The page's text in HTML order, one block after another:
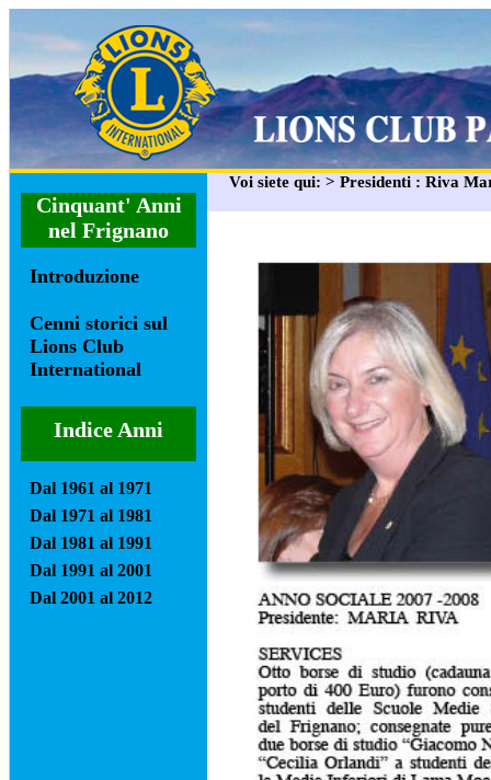
Cinquant' Anni
nel Frignano
Introduzione
Cenni storici sul
Lions Club
International
Indice Anni
Dal 1961 al 1971
Dal 1971 al 1981
Dal 1981 al 1991
Dal 1991 al 2001
Dal 2001 al 2012
Voi siete qui: > Presidenti : Riva